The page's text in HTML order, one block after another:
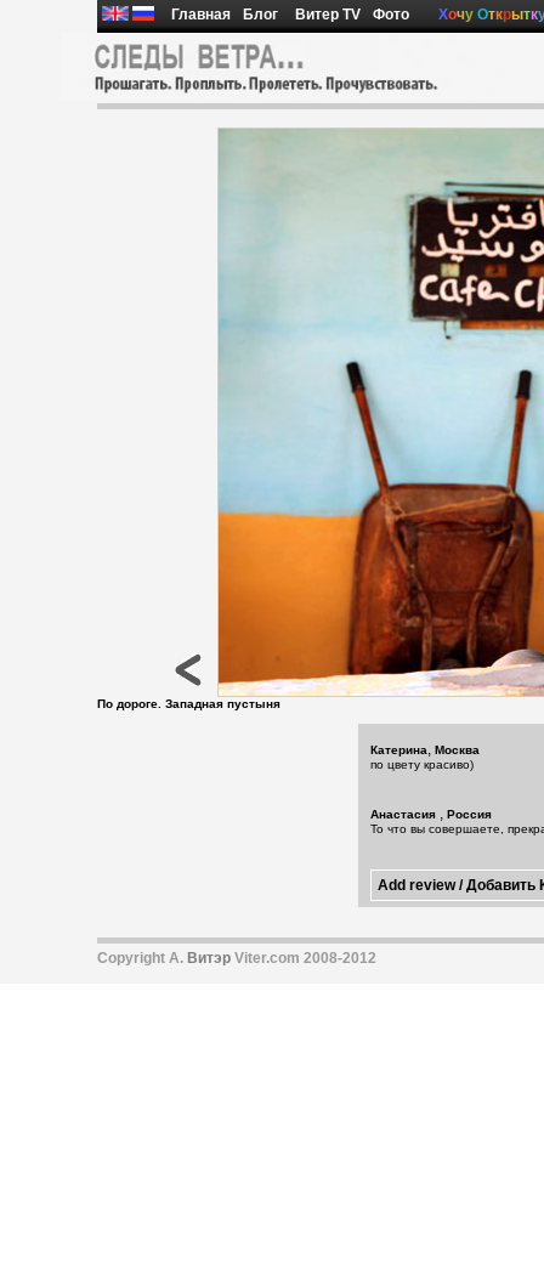
Главная Блог Витер TV Фото Хочу Открытк
По дороге. Западная пустыня
Катерина, Москва
по цвету красиво)
Анастасия , Россия
То что вы совершаете,
Copyright А. Витэр Viter.com 2008-2012